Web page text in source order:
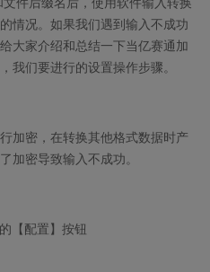
情况。如果我们遇到输入不成功
大家介绍和总结一下当亿赛通加
我们要进行的设置操作步骤。
加密，在转换其他格式数据时产
加密导致输入不成功。
【配置】按钮